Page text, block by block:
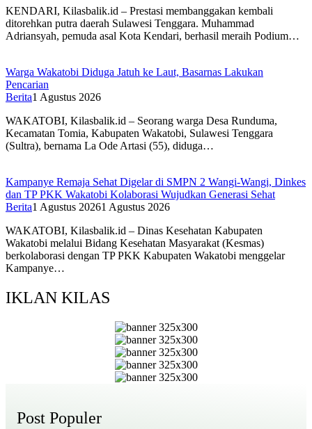
KENDARI, Kilasbalik.id – Prestasi membanggakan kembali
ditorehkan putra daerah Sulawesi Tenggara. Muhammad
Adriansyah, pemuda asal Kota Kendari, berhasil meraih Podium…
Warga Wakatobi Diduga Jatuh ke Laut, Basarnas Lakukan
Pencarian
Berita1 Agustus 2026
WAKATOBI, Kilasbalik.id – Seorang warga Desa Runduma,
Kecamatan Tomia, Kabupaten Wakatobi, Sulawesi Tenggara
(Sultra), bernama La Ode Artasi (55), diduga…
Kampanye Remaja Sehat Digelar di SMPN 2 Wangi-Wangi, Dinkes
dan TP PKK Wakatobi Kolaborasi Wujudkan Generasi Sehat
Berita1 Agustus 20261 Agustus 2026
WAKATOBI, Kilasbalik.id – Dinas Kesehatan Kabupaten
Wakatobi melalui Bidang Kesehatan Masyarakat (Kesmas)
berkolaborasi dengan TP PKK Kabupaten Wakatobi menggelar
Kampanye…
IKLAN KILAS
Post Populer